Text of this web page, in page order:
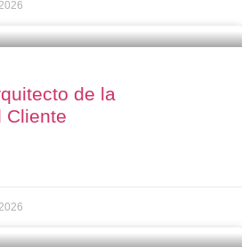
de la
Cliente